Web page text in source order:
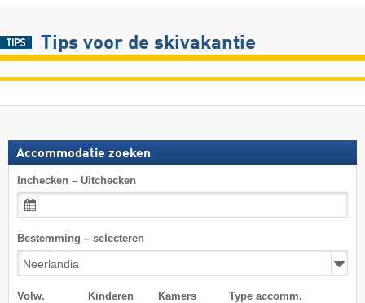
Tips voor de skivakantie
Accommodatie zoeken
Inchecken – Uitchecken
Bestemming – selecteren
Volw. Kinderen Kamers Type accomm.